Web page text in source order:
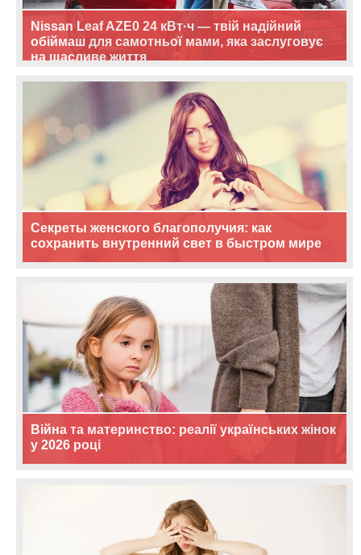
Nissan Leaf AZE0 24 кВт·ч — твій надійний
обіймаш для самотньої мами, яка заслуговує
на щасливе життя
Секреты женского благополучия: как
сохранить внутренний свет в быстром мире
Війна та материнство: реалії українських жінок
у 2026 році